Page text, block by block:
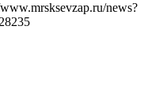
news?